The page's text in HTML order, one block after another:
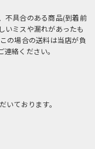
不具合のある商品(到着前
いミスや漏れがあったも
の場合の送料は当店が負
絡ください。
いております。